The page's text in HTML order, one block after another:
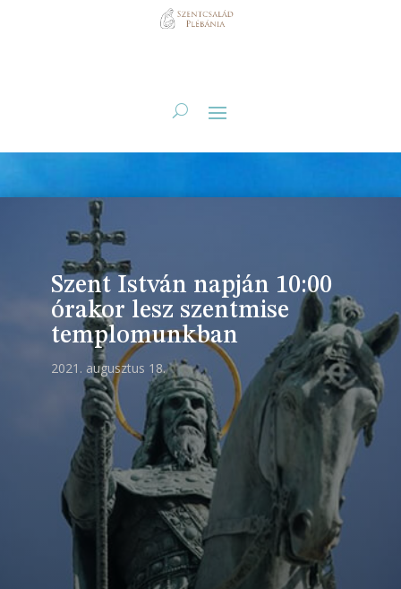
Szent István napján 10:00
órakor lesz szentmise
templomunkban
2021. augusztus 18.